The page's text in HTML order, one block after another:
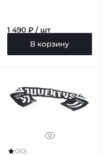
1 490 ₽ / шт
В корзину
0(0)